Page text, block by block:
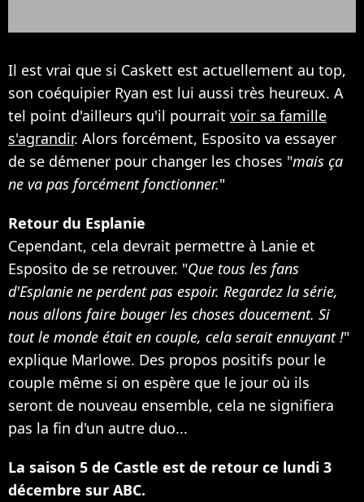
Il est vrai que si Caskett est actuellement au top,
son coéquipier Ryan est lui aussi très heureux. A
tel point d'ailleurs qu'il pourrait voir sa famille
s'agrandir. Alors forcément, Esposito va essayer
de se démener pour changer les choses "mais ça
ne va pas forcément fonctionner."
Retour du Esplanie
Cependant, cela devrait permettre à Lanie et
Esposito de se retrouver. "Que tous les fans
d'Esplanie ne perdent pas espoir. Regardez la série,
nous allons faire bouger les choses doucement. Si
tout le monde était en couple, cela serait ennuyant !"
explique Marlowe. Des propos positifs pour le
couple même si on espère que le jour où ils
seront de nouveau ensemble, cela ne signifiera
pas la fin d'un autre duo...
La saison 5 de Castle est de retour ce lundi 3
décembre sur ABC.